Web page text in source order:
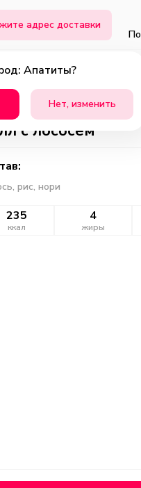
адрес доставки
Апатиты?
Нет, изменить
с лососем
рис, нори
235
ккал
4
жиры